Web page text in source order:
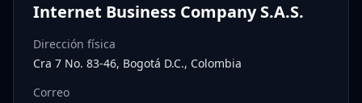
Internet Business Company S.A.S.
Dirección física
Cra 7 No. 83-46, Bogotá D.C., Colombia
Correo